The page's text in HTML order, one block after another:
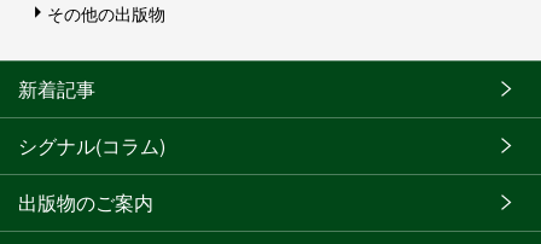
その他の出版物
新着記事
シグナル(コラム)
出版物のご案内